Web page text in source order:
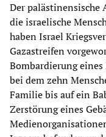
Der
die israelische
haben Israel
Gazastreifen
Bombardierung
bei dem zehn
Familie bis auf ein
Zerstörung eines